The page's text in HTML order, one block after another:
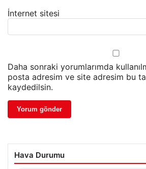
İnternet sitesi
Daha sonraki yorumlarımda
posta adresim ve site adresim bu
kaydedilsin.
Hava Durumu